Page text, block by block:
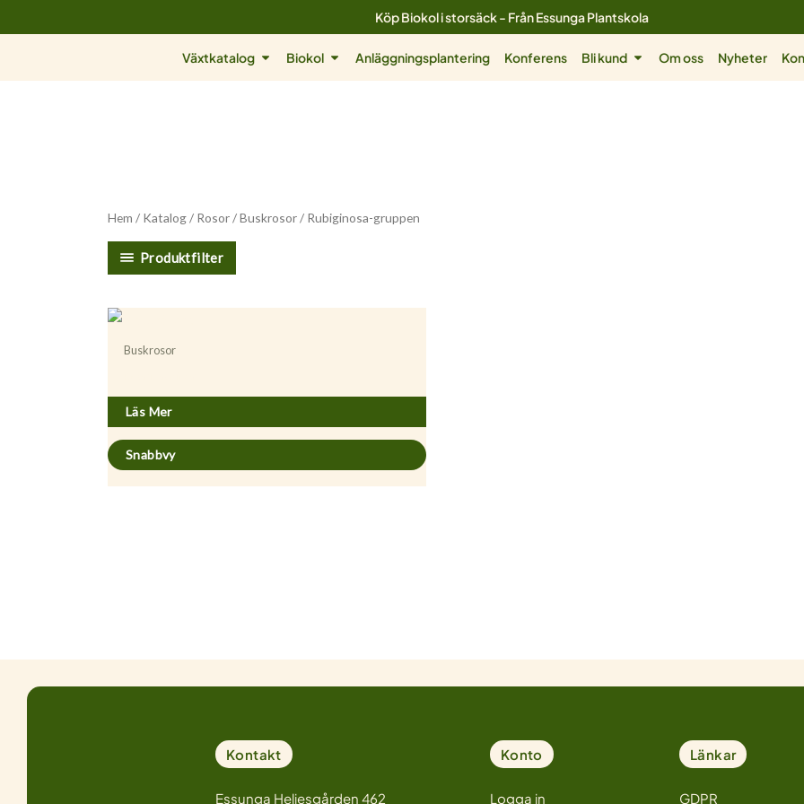
till
Köp Biokol i storsäck - Från Essunga Plantskola
Växtkatalog Öppna Växtkatalog
Biokol Öppna Biokol
Anläggningsplantering Konferens Bli kund Öppna Bli kund
Om oss Nyheter
Hem / Katalog/ Rosor/Buskrosor/ Rubiginosa-gruppen
Produktfilter
Buskrosor
Läs Mer
Snabbvy
Kontakt
Essunga Heljesgården 462
Konto
Logga in
Länkar
GDPR